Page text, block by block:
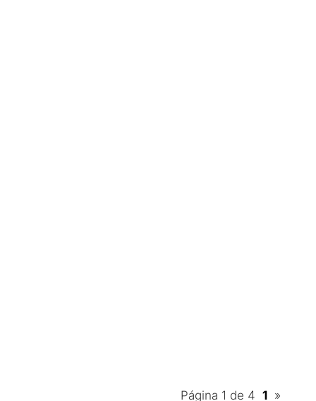
Página 1 de 4 1 »